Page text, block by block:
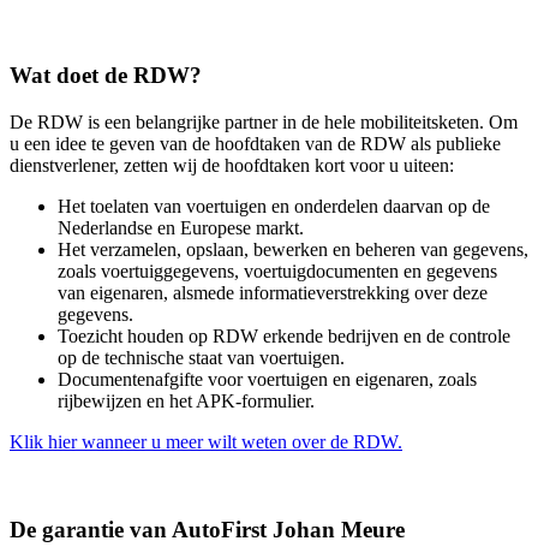
Wat doet de RDW?
De RDW is een belangrijke partner in de hele mobiliteitsketen. Om
u een idee te geven van de hoofdtaken van de RDW als publieke
dienstverlener, zetten wij de hoofdtaken kort voor u uiteen:
Het toelaten van voertuigen en onderdelen daarvan op de
Nederlandse en Europese markt.
Het verzamelen, opslaan, bewerken en beheren van gegevens,
zoals voertuiggegevens, voertuigdocumenten en gegevens
van eigenaren, alsmede informatieverstrekking over deze
gegevens.
Toezicht houden op RDW erkende bedrijven en de controle
op de technische staat van voertuigen.
Documentenafgifte voor voertuigen en eigenaren, zoals
rijbewijzen en het APK-formulier.
Klik hier wanneer u meer wilt weten over de RDW.
De garantie van AutoFirst Johan Meure